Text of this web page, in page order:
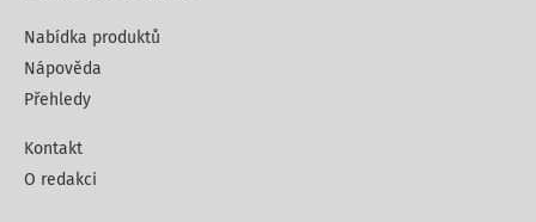
Nabídka produktů
Nápověda
Přehledy
Kontakt
O redakci